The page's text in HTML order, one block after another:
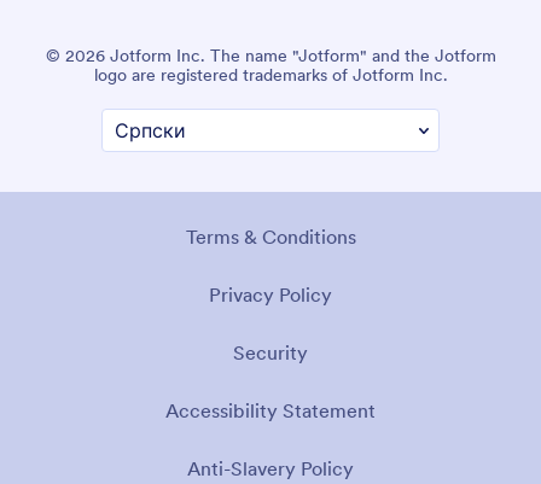
© 2026 Jotform Inc. The name "Jotform" and the Jotform
logo are registered trademarks of Jotform Inc.
Terms & Conditions
Privacy Policy
Security
Accessibility Statement
Anti-Slavery Policy